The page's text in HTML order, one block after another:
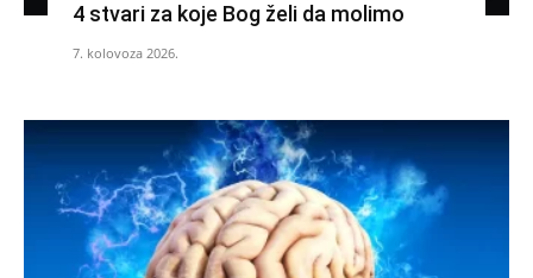
4 stvari za koje Bog želi da molimo
7. kolovoza 2026.